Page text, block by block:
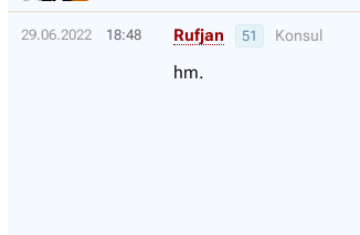
29.06.2022 18:48 Rufjan 51 Konsul
hm.